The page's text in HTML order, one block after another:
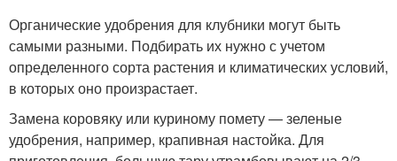
Органические удобрения для клубники могут быть
самыми разными. Подбирать их нужно с учетом
определенного сорта растения и климатических условий,
в которых оно произрастает.
Замена коровяку или куриному помету — зеленые
удобрения, например, крапивная настойка. Для